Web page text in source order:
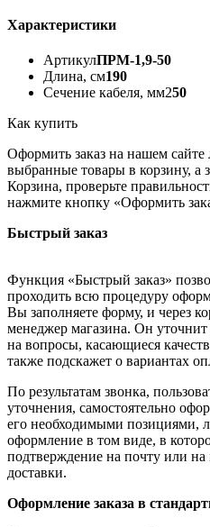
Характеристики
АртикулПРМ-1,9-50
Длина, см190
Сечение кабеля, мм250
Как купить
Оформить заказ на нашем сайте
выбранные товары в корзину, а
Корзина, проверьте
нажмите кнопку «Оформить
Быстрый заказ
Функция «Быстрый заказ»
проходить всю процедуру
Вы заполняете форму, и через
менеджер магазина. Он уточнит
на вопросы, касающиеся
также подскажет о вариантах
По результатам звонка,
уточнения, самостоятельно
его необходимыми позициями,
оформление в том виде, в
подтверждение на почту или
доставки.
Оформление заказа в